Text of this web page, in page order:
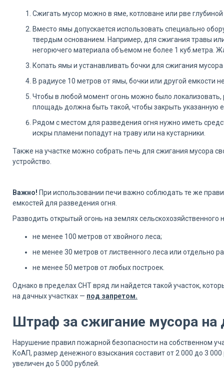
Сжигать мусор можно в яме, котловане или рве
Вместо ямы допускается использовать специально
твердым основанием. Например, для сжигания травы
негорючего материала объемом не более 1
Копать ямы и устанавливать бочки для сжигания
В радиусе 10 метров от ямы, бочки или другой емкости
Чтобы в любой момент огонь можно было
площадь должна быть такой, чтобы закрыть указанную
Рядом с местом для разведения огня нужно иметь
искры пламени попадут на траву или на кустарники.
Также на участке можно собрать печь для сжигания мусора
устройство.
Важно! При использовании печи важно соблюдать те же
емкостей для разведения огня.
Разводить открытый огонь на землях
не менее 100 метров от хвойного леса;
не менее 30 метров от лиственного леса или отдельно
не менее 50 метров от любых построек.
Однако в пределах СНТ вряд ли найдется такой участок,
на дачных участках — под запретом.
Штраф за сжигание мусора на
Нарушение правил пожарной безопасности на собственном
КоАП, размер денежного взыскания составит от 2 000 до 3
увеличен до 5 000 рублей.